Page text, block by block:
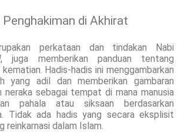
di Akhirat
perkataan dan tindakan Nabi
juga memberikan panduan tentang
Hadis-hadis ini menggambarkan
yang adil dan memberikan gambaran
neraka sebagai tempat di mana manusia
pahala atau siksaan berdasarkan
Tidak ada hadis yang secara eksplisit
reinkarnasi dalam Islam.